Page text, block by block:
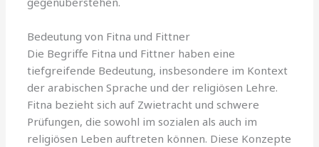
Bedeutung von Fitna und Fittner
Die Begriffe Fitna und Fittner haben eine
tiefgreifende Bedeutung, insbesondere im Kontext
der arabischen Sprache und der religiösen Lehre.
Fitna bezieht sich auf Zwietracht und schwere
Prüfungen, die sowohl im sozialen als auch im
religiösen Leben auftreten können. Diese Konzepte